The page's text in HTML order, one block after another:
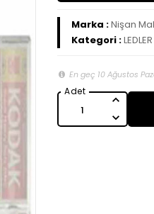
Marka :Nişan
Kategori :LEDLER
En geç 10 Ağustos